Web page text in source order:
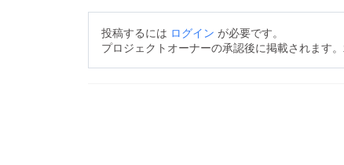
投稿するには ログイン が必要です。
プロジェクトオーナーの承認後に掲載されます